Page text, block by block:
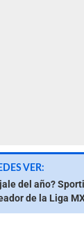
VER:
del año?
de la Liga